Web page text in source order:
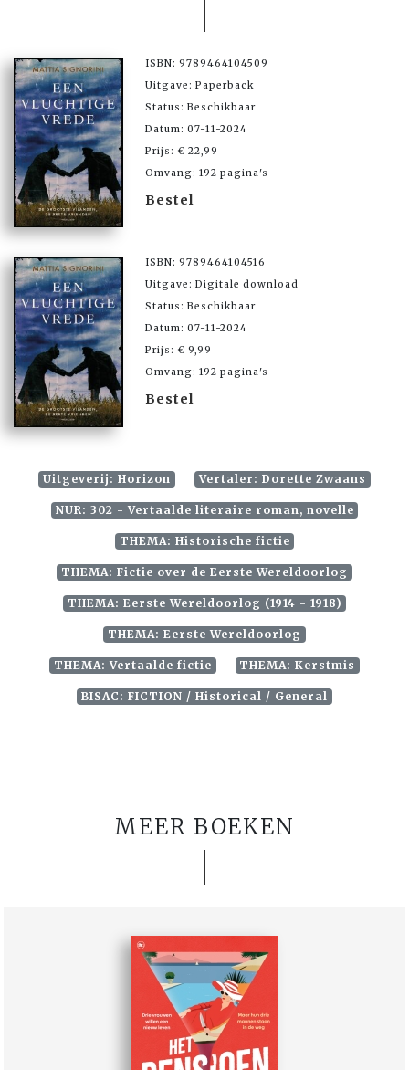
ISBN: 9789464104509
Uitgave: Paperback
Status: Beschikbaar
Datum: 07-11-2024
Prijs: € 22,99
Omvang: 192 pagina's
Bestel
ISBN: 9789464104516
Uitgave: Digitale download
Status: Beschikbaar
Datum: 07-11-2024
Prijs: € 9,99
Omvang: 192 pagina's
Bestel
Uitgeverij: Horizon Vertaler: Dorette Zwaans
NUR: 302 - Vertaalde literaire roman, novelle
THEMA: Historische fictie
THEMA: Fictie over de Eerste Wereldoorlog
THEMA: Eerste Wereldoorlog (1914 - 1918)
THEMA: Eerste Wereldoorlog
THEMA: Vertaalde fictie THEMA: Kerstmis
BISAC: FICTION / Historical / General
MEER BOEKEN